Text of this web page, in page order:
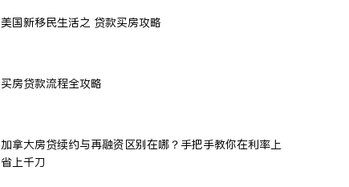
美国新移民生活之 贷款买房攻略
买房贷款流程全攻略
加拿大房贷续约与再融资区别在哪？手把手教你在利率上
省上千刀